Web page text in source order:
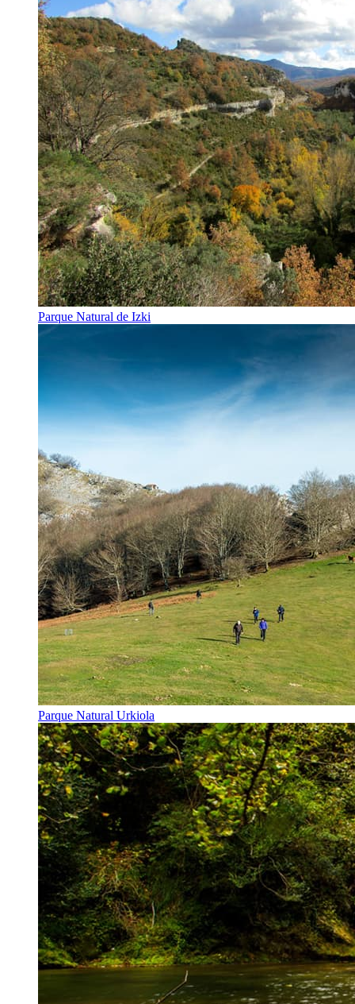
Parque Natural de Izki
Parque Natural Urkiola